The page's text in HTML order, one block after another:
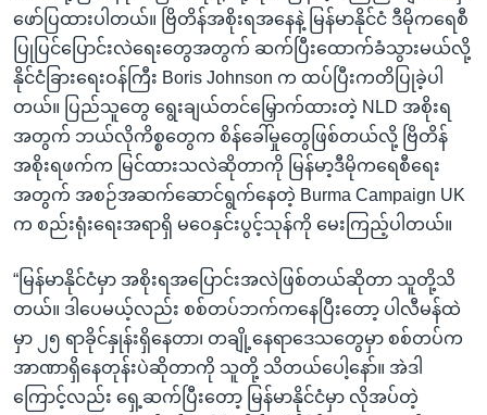
ဖော်ပြထားပါတယ်။ ဗြိတိန်အစိုးရအနေနဲ့ မြန်မာနိုင်ငံ ဒီမိုကရေစီ
ပြုပြင်ပြောင်းလဲရေးတွေအတွက် ဆက်ပြီးထောက်ခံသွားမယ်လို့
နိုင်ငံခြားရေးဝန်ကြီး Boris Johnson က ထပ်ပြီးကတိပြုခဲ့ပါ
တယ်။ ပြည်သူတွေ ရွေးချယ်တင်မြှောက်ထားတဲ့ NLD အစိုးရ
အတွက် ဘယ်လိုကိစ္စတွေက စိန်ခေါ်မှုတွေဖြစ်တယ်လို့ ဗြိတိန်
အစိုးရဖက်က မြင်ထားသလဲဆိုတာကို မြန်မာ့ဒီမိုကရေစီရေး
အတွက် အစဉ်အဆက်ဆောင်ရွက်နေတဲ့ Burma Campaign UK
က စည်းရုံးရေးအရာရှိ မဝေနှင်းပွင့်သုန်ကို မေးကြည့်ပါတယ်။
“မြန်မာနိုင်ငံမှာ အစိုးရအပြောင်းအလဲဖြစ်တယ်ဆိုတာ သူတို့သိ
တယ်။ ဒါပေမယ့်လည်း စစ်တပ်ဘက်ကနေပြီးတော့ ပါလီမန်ထဲ
မှာ ၂၅ ရာခိုင်နှုန်းရှိနေတာ၊ တချို့နေရာဒေသတွေမှာ စစ်တပ်က
အာဏာရှိနေတုန်းပဲဆိုတာကို သူတို့ သိတယ်ပေါ့နော်။ အဲဒါ
ကြောင့်လည်း ရှေ့ဆက်ပြီးတော့ မြန်မာနိုင်ငံမှာ လိုအပ်တဲ့